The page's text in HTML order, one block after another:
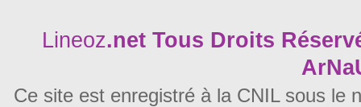
Lineoz.net Tous Droits
Ce site est enregistré à la CNIL sous le